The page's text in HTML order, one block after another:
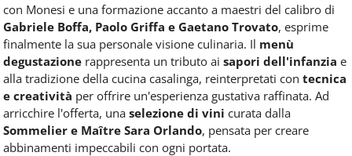
con Monesi e una formazione accanto a maestri del calibro di
Gabriele Boffa, Paolo Griffa e Gaetano Trovato, esprime
finalmente la sua personale visione culinaria. Il menù
degustazione rappresenta un tributo ai sapori dell'infanzia e
alla tradizione della cucina casalinga, reinterpretati con tecnica
e creatività per offrire un'esperienza gustativa raffinata. Ad
arricchire l'offerta, una selezione di vini curata dalla
Sommelier e Maître Sara Orlando, pensata per creare
abbinamenti impeccabili con ogni portata.